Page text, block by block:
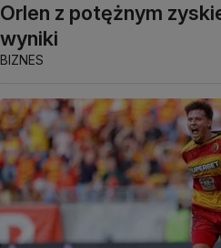
Orlen z potężnym
wyniki
BIZNES